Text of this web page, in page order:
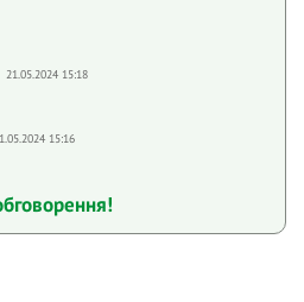
21.05.2024 15:18
15:16